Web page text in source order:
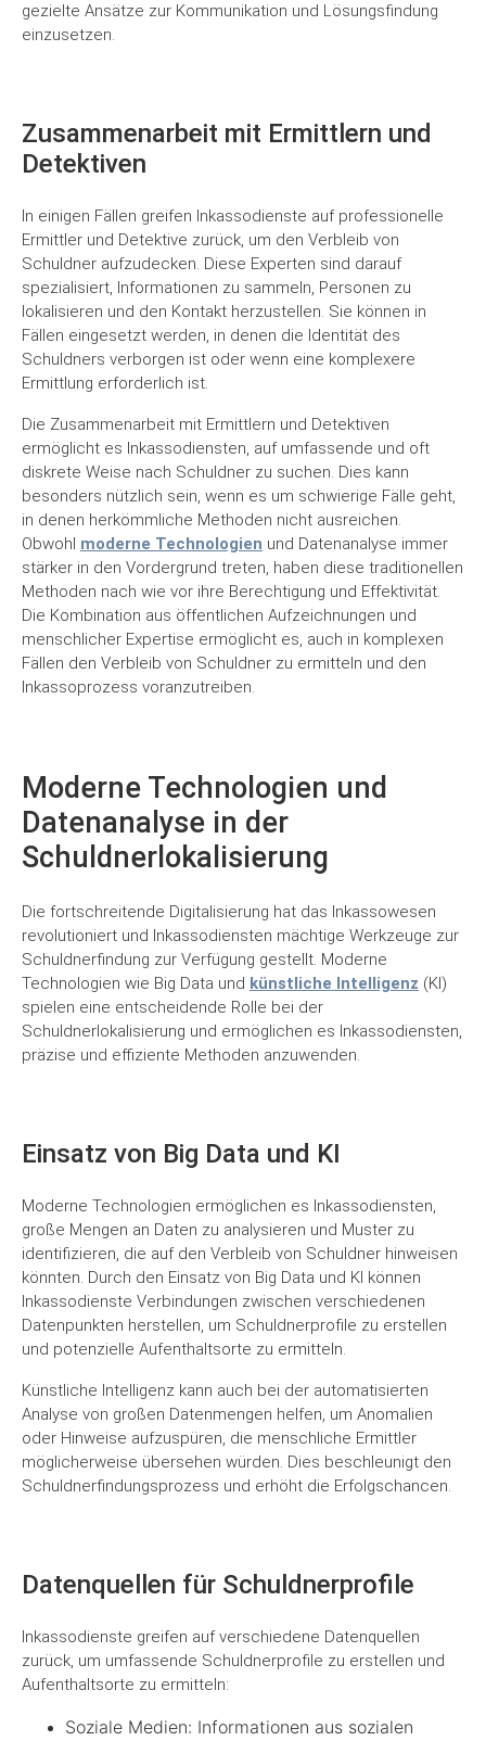
gezielte Ansätze zur Kommunikation und Lösungsfindung
einzusetzen.
Zusammenarbeit mit Ermittlern und
Detektiven
In einigen Fällen greifen Inkassodienste auf professionelle
Ermittler und Detektive zurück, um den Verbleib von
Schuldner aufzudecken. Diese Experten sind darauf
spezialisiert, Informationen zu sammeln, Personen zu
lokalisieren und den Kontakt herzustellen. Sie können in
Fällen eingesetzt werden, in denen die Identität des
Schuldners verborgen ist oder wenn eine komplexere
Ermittlung erforderlich ist.
Die Zusammenarbeit mit Ermittlern und Detektiven
ermöglicht es Inkassodiensten, auf umfassende und oft
diskrete Weise nach Schuldner zu suchen. Dies kann
besonders nützlich sein, wenn es um schwierige Fälle geht,
in denen herkömmliche Methoden nicht ausreichen.
Obwohl moderne Technologien und Datenanalyse immer
stärker in den Vordergrund treten, haben diese traditionellen
Methoden nach wie vor ihre Berechtigung und Effektivität.
Die Kombination aus öffentlichen Aufzeichnungen und
menschlicher Expertise ermöglicht es, auch in komplexen
Fällen den Verbleib von Schuldner zu ermitteln und den
Inkassoprozess voranzutreiben.
Moderne Technologien und
Datenanalyse in der
Schuldnerlokalisierung
Die fortschreitende Digitalisierung hat das Inkassowesen
revolutioniert und Inkassodiensten mächtige Werkzeuge zur
Schuldnerfindung zur Verfügung gestellt. Moderne
Technologien wie Big Data und künstliche Intelligenz (KI)
spielen eine entscheidende Rolle bei der
Schuldnerlokalisierung und ermöglichen es Inkassodiensten,
präzise und effiziente Methoden anzuwenden.
Einsatz von Big Data und KI
Moderne Technologien ermöglichen es Inkassodiensten,
große Mengen an Daten zu analysieren und Muster zu
identifizieren, die auf den Verbleib von Schuldner hinweisen
könnten. Durch den Einsatz von Big Data und KI können
Inkassodienste Verbindungen zwischen verschiedenen
Datenpunkten herstellen, um Schuldnerprofile zu erstellen
und potenzielle Aufenthaltsorte zu ermitteln.
Künstliche Intelligenz kann auch bei der automatisierten
Analyse von großen Datenmengen helfen, um Anomalien
oder Hinweise aufzuspüren, die menschliche Ermittler
möglicherweise übersehen würden. Dies beschleunigt den
Schuldnerfindungsprozess und erhöht die Erfolgschancen.
Datenquellen für Schuldnerprofile
Inkassodienste greifen auf verschiedene Datenquellen
zurück, um umfassende Schuldnerprofile zu erstellen und
Aufenthaltsorte zu ermitteln:
Soziale Medien: Informationen aus sozialen